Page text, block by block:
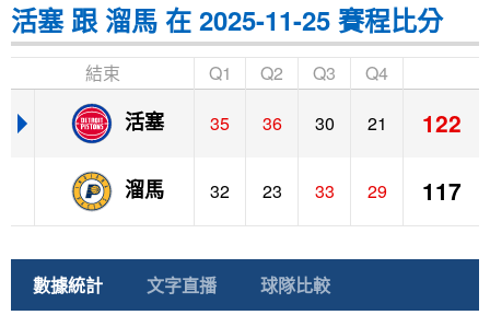
活塞 跟 溜馬 在 2025-11-25 賽程比分
結束 Q1 Q2 Q3 Q4
活塞 35 36 30 21 122
溜馬 32 23 33 29 117
數據統計 文字直播 球隊比較